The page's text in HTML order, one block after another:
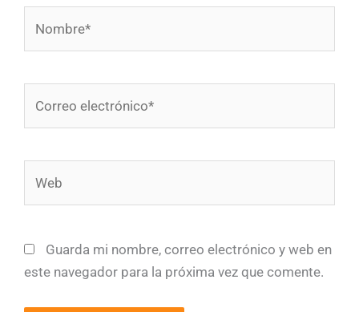
Guarda mi nombre, correo electrónico y web en
este navegador para la próxima vez que comente.